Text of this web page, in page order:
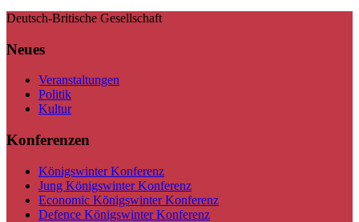
Deutsch-Britische Gesellschaft
Neues
Veranstaltungen
Politik
Kultur
Konferenzen
Königswinter Konferenz
Jung Königswinter Konferenz
Economic Königswinter Konferenz
Defence Königswinter Konferenz